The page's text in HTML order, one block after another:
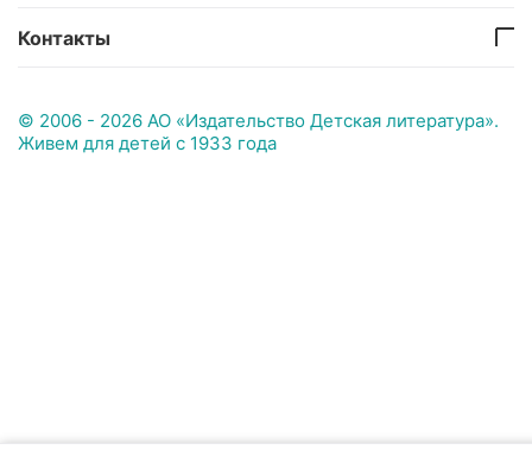
Контакты
© 2006 - 2026 АО «Издательство Детская литература».
Живем для детей с 1933 года